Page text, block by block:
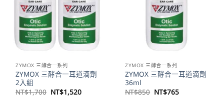
ZYMOX 三酵合一系列
ZYMOX 三酵合一耳道滴劑
2入組
NT$1,700 原
始
NT$1,520目
ZYMOX 三酵合一系列
ZYMOX 三酵合一耳道滴劑
36ml
NT$850 原
始
NT$765目